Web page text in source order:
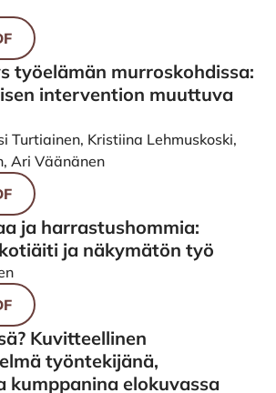
työelämän murroskohdissa:
intervention muuttuva
Turtiainen, Kristiina Lehmuskoski,
Ari Väänänen
ja harrastushommia:
ja näkymätön työ
Kuvitteellinen
työntekijänä,
kumppanina elokuvassa